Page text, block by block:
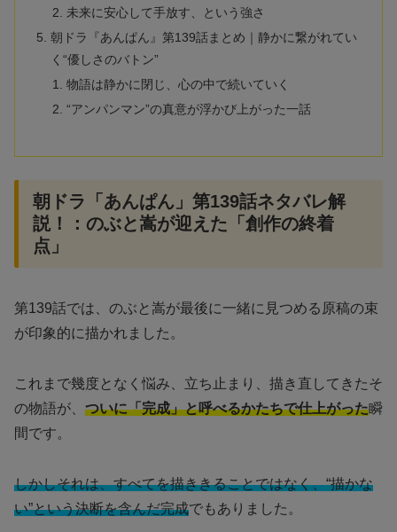
未来に安心して手放す、という強さ
朝ドラ『あんぱん』第139話まとめ｜静かに繋がれてい
く“優しさのバトン”
物語は静かに閉じ、心の中で続いていく
“アンパンマン”の真意が浮かび上がった一話
朝ドラ「あんぱん」第139話ネタバレ解
説！：のぶと嵩が迎えた「創作の終着
点」
第139話では、のぶと嵩が最後に一緒に見つめる原稿の束
が印象的に描かれました。
これまで幾度となく悩み、立ち止まり、描き直してきたそ
の物語が、 ついに「完成」と呼べるかたちで仕上がった瞬
間です。
しかしそれは、すべてを描ききることではなく、“描かな
い”という決断を含んだ完成でもありました。